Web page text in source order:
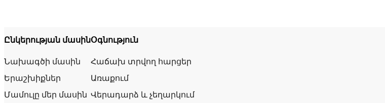
Ընկերության մասին
Նախագծի մասին
Երաշխիքներ
Մամուլը մեր մասին
Օգնություն
Հաճախ տրվող հարցեր
Առաքում
Վերադարձ և չեղարկում